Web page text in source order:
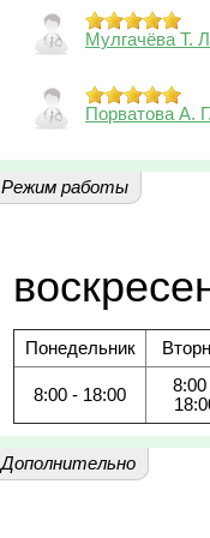
Мулгачёва Т.
Порватова А.
Режим работы
Понедельник
8:00 - 18:00
8:00
Дополнительно